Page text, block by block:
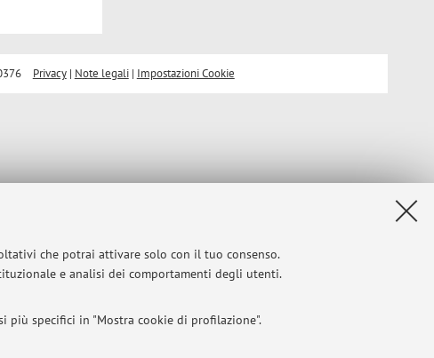
che potrai attivare solo con il tuo consenso.
e analisi dei comportamenti degli utenti.
più specifici in "Mostra cookie di profilazione".
Privacy| Note legali| Impostazioni Cookie